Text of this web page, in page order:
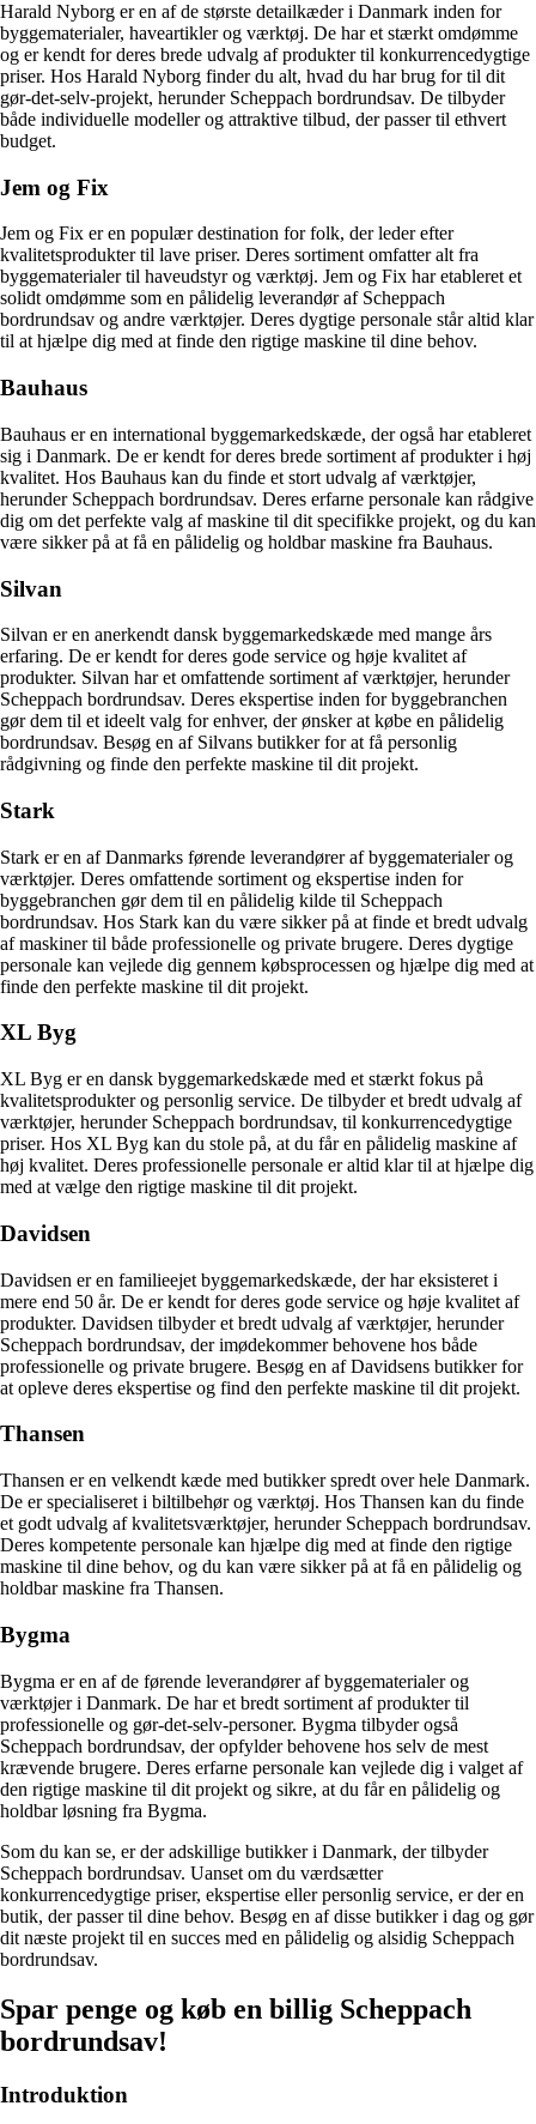
Harald Nyborg er en af de største detailkæder i Danmark inden for
byggematerialer, haveartikler og værktøj. De har et stærkt omdømme
og er kendt for deres brede udvalg af produkter til konkurrencedygtige
priser. Hos Harald Nyborg finder du alt, hvad du har brug for til dit
gør-det-selv-projekt, herunder Scheppach bordrundsav. De tilbyder
både individuelle modeller og attraktive tilbud, der passer til ethvert
budget.
Jem og Fix
Jem og Fix er en populær destination for folk, der leder efter
kvalitetsprodukter til lave priser. Deres sortiment omfatter alt fra
byggematerialer til haveudstyr og værktøj. Jem og Fix har etableret et
solidt omdømme som en pålidelig leverandør af Scheppach
bordrundsav og andre værktøjer. Deres dygtige personale står altid klar
til at hjælpe dig med at finde den rigtige maskine til dine behov.
Bauhaus
Bauhaus er en international byggemarkedskæde, der også har etableret
sig i Danmark. De er kendt for deres brede sortiment af produkter i høj
kvalitet. Hos Bauhaus kan du finde et stort udvalg af værktøjer,
herunder Scheppach bordrundsav. Deres erfarne personale kan rådgive
dig om det perfekte valg af maskine til dit specifikke projekt, og du kan
være sikker på at få en pålidelig og holdbar maskine fra Bauhaus.
Silvan
Silvan er en anerkendt dansk byggemarkedskæde med mange års
erfaring. De er kendt for deres gode service og høje kvalitet af
produkter. Silvan har et omfattende sortiment af værktøjer, herunder
Scheppach bordrundsav. Deres ekspertise inden for byggebranchen
gør dem til et ideelt valg for enhver, der ønsker at købe en pålidelig
bordrundsav. Besøg en af ​​Silvans butikker for at få personlig
rådgivning og finde den perfekte maskine til dit projekt.
Stark
Stark er en af Danmarks førende leverandører af byggematerialer og
værktøjer. Deres omfattende sortiment og ekspertise inden for
byggebranchen gør dem til en pålidelig kilde til Scheppach
bordrundsav. Hos Stark kan du være sikker på at finde et bredt udvalg
af maskiner til både professionelle og private brugere. Deres dygtige
personale kan vejlede dig gennem købsprocessen og hjælpe dig med at
finde den perfekte maskine til dit projekt.
XL Byg
XL Byg er en dansk byggemarkedskæde med et stærkt fokus på
kvalitetsprodukter og personlig service. De tilbyder et bredt udvalg af
værktøjer, herunder Scheppach bordrundsav, til konkurrencedygtige
priser. Hos XL Byg kan du stole på, at du får en pålidelig maskine af
høj kvalitet. Deres professionelle personale er altid klar til at hjælpe dig
med at vælge den rigtige maskine til dit projekt.
Davidsen
Davidsen er en familieejet byggemarkedskæde, der har eksisteret i
mere end 50 år. De er kendt for deres gode service og høje kvalitet af
produkter. Davidsen tilbyder et bredt udvalg af værktøjer, herunder
Scheppach bordrundsav, der imødekommer behovene hos både
professionelle og private brugere. Besøg en af ​​Davidsens butikker for
at opleve deres ekspertise og find den perfekte maskine til dit projekt.
Thansen
Thansen er en velkendt kæde med butikker spredt over hele Danmark.
De er specialiseret i biltilbehør og værktøj. Hos Thansen kan du finde
et godt udvalg af kvalitetsværktøjer, herunder Scheppach bordrundsav.
Deres kompetente personale kan hjælpe dig med at finde den rigtige
maskine til dine behov, og du kan være sikker på at få en pålidelig og
holdbar maskine fra Thansen.
Bygma
Bygma er en af de førende leverandører af byggematerialer og
værktøjer i Danmark. De har et bredt sortiment af produkter til
professionelle og gør-det-selv-personer. Bygma tilbyder også
Scheppach bordrundsav, der opfylder behovene hos selv de mest
krævende brugere. Deres erfarne personale kan vejlede dig i valget af
den rigtige maskine til dit projekt og sikre, at du får en pålidelig og
holdbar løsning fra Bygma.
Som du kan se, er der adskillige butikker i Danmark, der tilbyder
Scheppach bordrundsav. Uanset om du værdsætter
konkurrencedygtige priser, ekspertise eller personlig service, er der en
butik, der passer til dine behov. Besøg en af ​​disse butikker i dag og gør
dit næste projekt til en succes med en pålidelig og alsidig Scheppach
bordrundsav.
Spar penge og køb en billig Scheppach
bordrundsav!
Introduktion